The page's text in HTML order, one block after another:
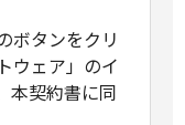
ボタンをクリ
ウェア」のイ
本契約書に同